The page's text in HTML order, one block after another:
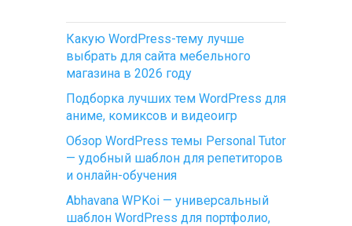
Какую WordPress-тему лучше
выбрать для сайта мебельного
магазина в 2026 году
Подборка лучших тем WordPress для
аниме, комиксов и видеоигр
Обзор WordPress темы Personal Tutor
— удобный шаблон для репетиторов
и онлайн-обучения
Abhavana WPKoi — универсальный
шаблон WordPress для портфолио,